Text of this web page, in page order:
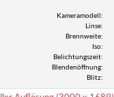
Kameramodell:
Linse:
Brennweite:
Iso:
Belichtungszeit:
Blendenöffnung:
Blitz: